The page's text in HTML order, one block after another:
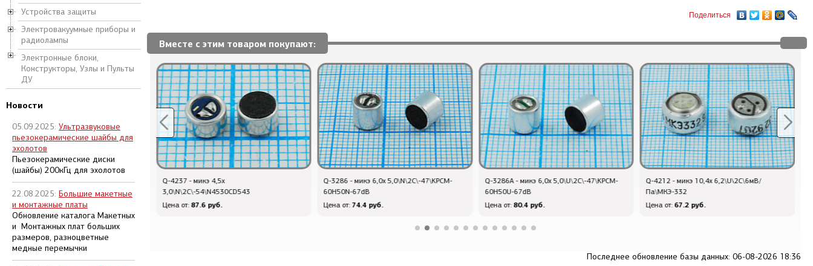
Устройства защиты
Электровакуумные приборы и
радиолампы
Электронные блоки,
Конструкторы, Узлы и Пульты
ДУ
Новости
05.09.2025: Ультразвуковые
пьезокерамические шайбы для
эхолотов
Пьезокерамические диски
(шайбы) 200кГц для эхолотов
22.08.2025: Большие макетные
и монтажные платы
Обновление каталога Макетных
и Монтажных плат больших
размеров, разноцветные
медные перемычки
Поделиться
Вместе с этим товаром покупают:
Q-4237 - микэ 4,5x
3,0\N\2C\-54\N4530CD543
Цена от:87.6 руб.
Q-3286 - микэ 6,0x 5,0\N\2C\-47\KPCM-
60H50N-67dB
Цена от: 74.4 руб.
Q-3286А - микэ 6,0x 5,0\U\2C\-47\KPCM-
60H50U-67dB
Цена от: 80.4 руб.
Q-4212 - микэ 10,4x 6,2\U\2C\6мВ/
Па\МКЭ-332
Цена от: 67.2 руб.
Q-8734 M - микэ 12x 5,5 чехол
резиновый\\\\Microphone case\
Цена от: 8.4 руб.
Последнее обновление базы данных: 06-08-2026 18:36